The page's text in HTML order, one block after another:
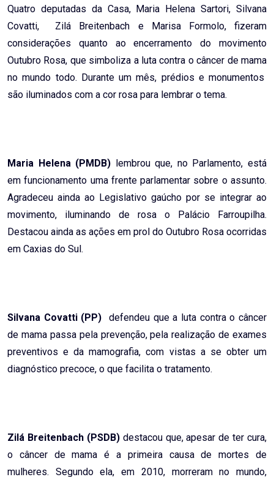
Quatro deputadas da Casa, Maria Helena Sartori, Silvana
Covatti, Zilá Breitenbach e Marisa Formolo, fizeram
considerações quanto ao encerramento do movimento
Outubro Rosa, que simboliza a luta contra o câncer de mama
no mundo todo. Durante um mês, prédios e monumentos
são iluminados com a cor rosa para lembrar o tema.
Maria Helena (PMDB) lembrou que, no Parlamento, está
em funcionamento uma frente parlamentar sobre o assunto.
Agradeceu ainda ao Legislativo gaúcho por se integrar ao
movimento, iluminando de rosa o Palácio Farroupilha.
Destacou ainda as ações em prol do Outubro Rosa ocorridas
em Caxias do Sul.
Silvana Covatti (PP) defendeu que a luta contra o câncer
de mama passa pela prevenção, pela realização de exames
preventivos e da mamografia, com vistas a se obter um
diagnóstico precoce, o que facilita o tratamento.
Zilá Breitenbach (PSDB)destacou que, apesar de ter cura,
o câncer de mama é a primeira causa de mortes de
mulheres. Segundo ela, em 2010, morreram no mundo,